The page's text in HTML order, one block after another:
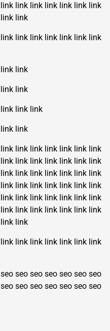
link link link link link link link
link link
link link link link link link link
link link
link link
link link link
link link
link link link link link link link
link link link link link link link
link link link link link link link
link link link link link link link
link link link link link link link
link link link link link link link
link link
link link link link link link link
seo seo seo seo seo seo seo
seo seo seo seo seo seo seo